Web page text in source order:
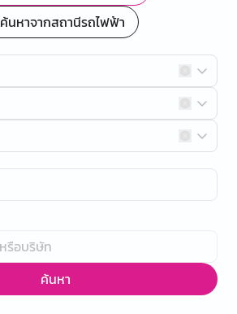
ค้นหาจากสถานีรถไฟฟ้า
ค้นหา